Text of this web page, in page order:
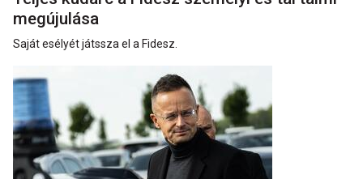
megújulása
Saját esélyét játssza el a Fidesz.